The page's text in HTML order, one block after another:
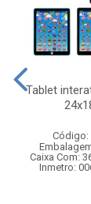
Tablet
Código:
Caixa Com:
Inmetro: